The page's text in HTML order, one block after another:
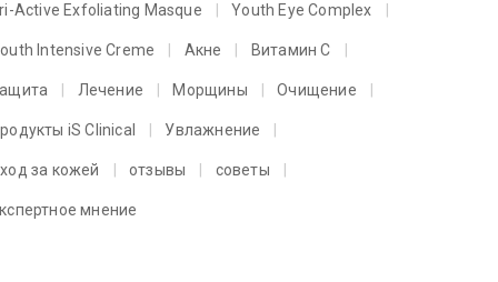
Active Exfoliating Masque Youth Eye Complex
Intensive Creme Акне Витамин C
Лечение Морщины Очищение
iS Clinical Увлажнение
за кожей отзывы советы
мнение